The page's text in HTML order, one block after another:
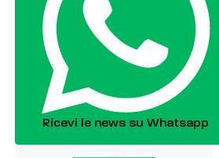
Ricevi le news su Whatsapp